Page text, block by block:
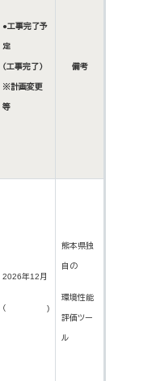
●工事完了予
定
（工事完了）
※計画変更
等
備考
2026年12月
（ )
熊本県独
自の
環境性能
評価ツー
ル